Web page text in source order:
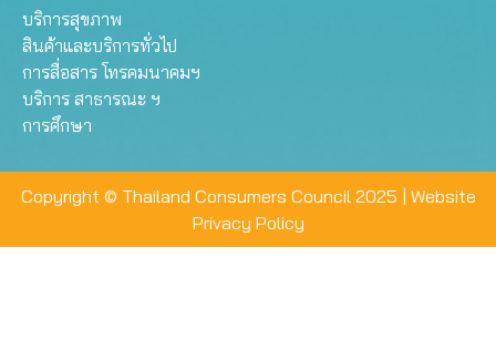
บริการสุขภาพ
สินค้าและบริการทั่วไป
การสื่อสาร โทรคมนาคมฯ
บริการ สาธารณะ ฯ
การศึกษา
Copyright © Thailand Consumers Council 2025 | Website
Privacy Policy